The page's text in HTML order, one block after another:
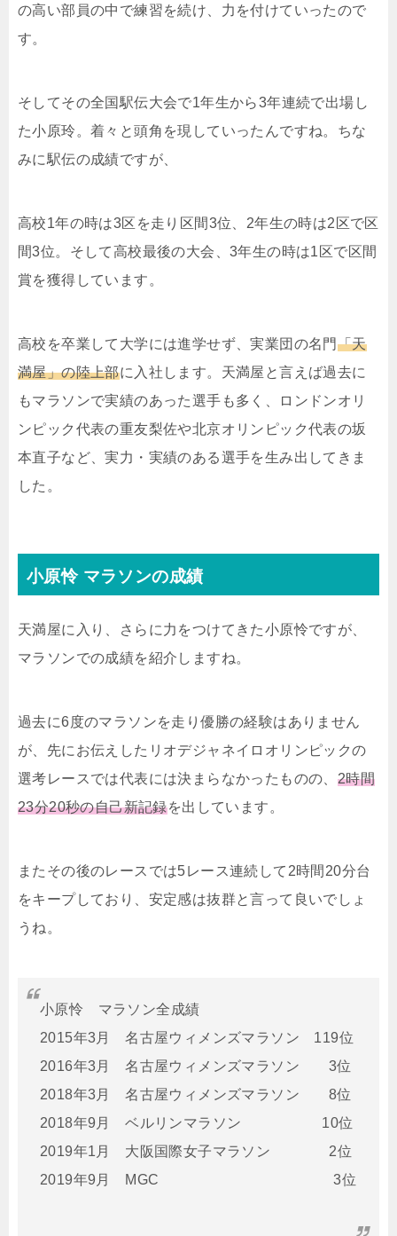
の高い部員の中で練習を続け、力を付けていったので
す。
そしてその全国駅伝大会で1年生から3年連続で出場し
た小原玲。着々と頭角を現していったんですね。ちな
みに駅伝の成績ですが、
高校1年の時は3区を走り区間3位、2年生の時は2区で区
間3位。そして高校最後の大会、3年生の時は1区で区間
賞を獲得しています。
高校を卒業して大学には進学せず、実業団の名門「天
満屋」の陸上部に入社します。天満屋と言えば過去に
もマラソンで実績のあった選手も多く、ロンドンオリ
ンピック代表の重友梨佐や北京オリンピック代表の坂
本直子など、実力・実績のある選手を生み出してきま
した。
小原怜 マラソンの成績
天満屋に入り、さらに力をつけてきた小原怜ですが、
マラソンでの成績を紹介しますね。
過去に6度のマラソンを走り優勝の経験はありません
が、先にお伝えしたリオデジャネイロオリンピックの
選考レースでは代表には決まらなかったものの、 2時間
23分20秒の自己新記録を出しています。
またその後のレースでは5レース連続して2時間20分台
をキープしており、安定感は抜群と言って良いでしょ
うね。
小原怜 マラソン全成績
2015年3月 名古屋ウィメンズマラソン 119位
2016年3月 名古屋ウィメンズマラソン 3位
2018年3月 名古屋ウィメンズマラソン 8位
2018年9月 ベルリンマラソン 10位
2019年1月 大阪国際女子マラソン 2位
2019年9月 MGC 3位